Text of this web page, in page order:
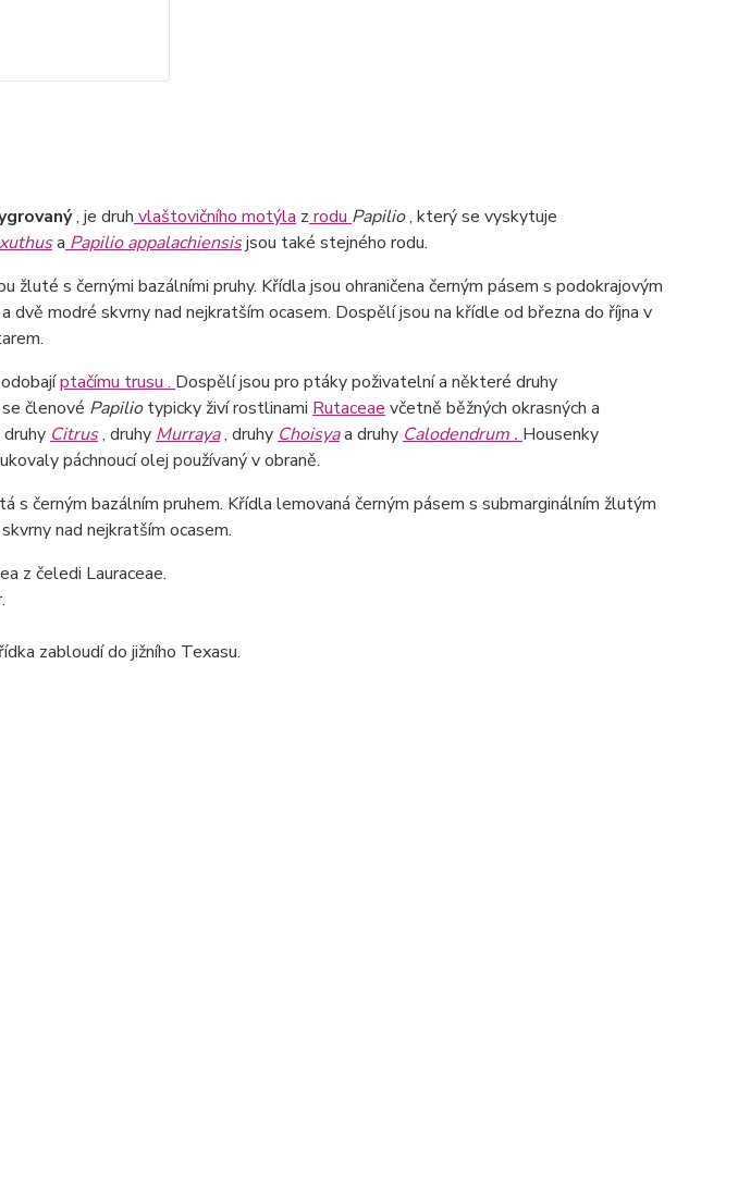
, je druh vlaštovičního motýla z rodu Papilio, který se vyskytuje
a Papilio appalachiensisjsou také stejného rodu.
žluté s černými bazálními pruhy. Křídla jsou ohraničena černým pásem s podokrajovým
dvě modré skvrny nad nejkratším ocasem. Dospělí jsou na křídle od března do října v
ptačímu trusu . Dospělí jsou pro ptáky poživatelní a některé druhy
členové Papiliotypicky živí rostlinami Rutaceae včetně běžných okrasných a
Citrus, druhy Murraya, druhy Choisyaa druhy Calodendrum . Housenky
páchnoucí olej používaný v obraně.
s černým bazálním pruhem. Křídla lemovaná černým pásem s submarginálním žlutým
nad nejkratším ocasem.
z čeledi Lauraceae.
zabloudí do jižního Texasu.